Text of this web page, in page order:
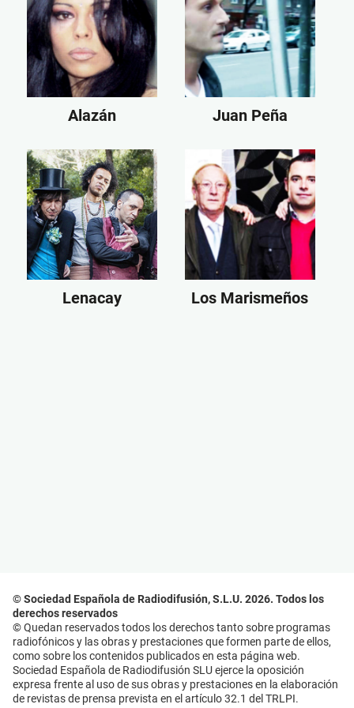
Alazán Juan Peña
Lenacay Los Marismeños
© Sociedad Española de Radiodifusión, S.L.U. 2026. Todos los
derechos reservados
© Quedan reservados todos los derechos tanto sobre programas
radiofónicos y las obras y prestaciones que formen parte de ellos,
como sobre los contenidos publicados en esta página web.
Sociedad Española de Radiodifusión SLU ejerce la oposición
expresa frente al uso de sus obras y prestaciones en la elaboración
de revistas de prensa prevista en el artículo 32.1 del TRLPI.